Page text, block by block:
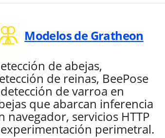
Modelos de Gratheon
de abejas,
de reinas, BeePose
de varroa en
que abarcan inferencia
navegador, servicios HTTP
perimetral.